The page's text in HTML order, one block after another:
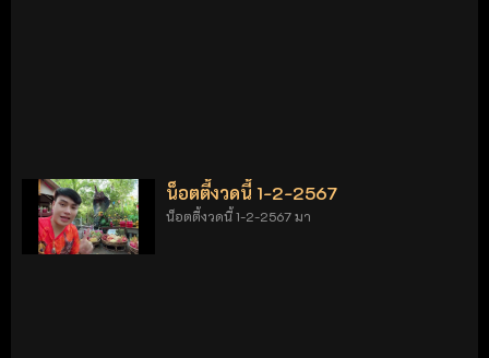
น็อตตี้งวดนี้ 1-2-2567
น็อตตี้งวดนี้ 1-2-2567 มา